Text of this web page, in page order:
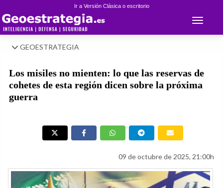
Ir a Versión Clásica o escritorio
Toggle
GEOESTRATEGIA
Los misiles no mienten: lo que las reservas de
cohetes de esta región dicen sobre la próxima
guerra
09 de octubre de 2025, 21:00h